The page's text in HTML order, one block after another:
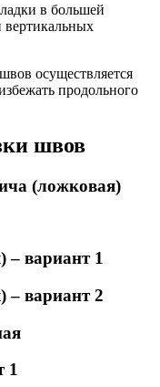
в большей
вертикальных
осуществляется
продольного
швов
(ложковая)
– вариант 1
– вариант 2
1